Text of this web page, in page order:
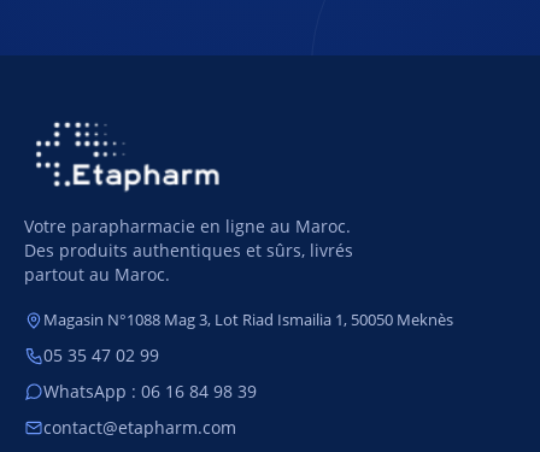
Votre parapharmacie en ligne au Maroc.
Des produits authentiques et sûrs, livrés
partout au Maroc.
Magasin N°1088 Mag 3, Lot Riad Ismailia 1, 50050 Meknès
05 35 47 02 99
WhatsApp : 06 16 84 98 39
contact@etapharm.com